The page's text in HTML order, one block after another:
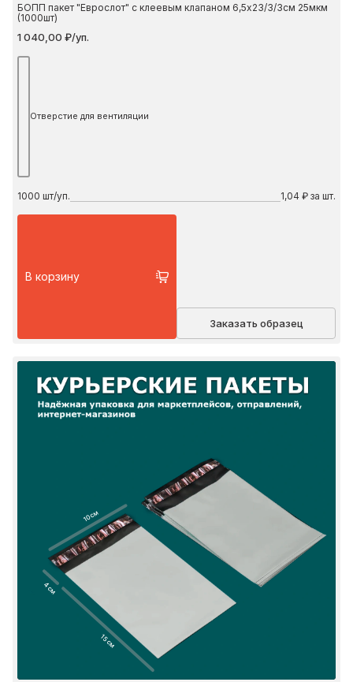
БОПП пакет "Еврослот" с клеевым клапаном 6,5х23/3/3см 25мкм
(1000шт)
1 040,00 ₽/уп.
Отверстие для вентиляции
1000 шт/уп. 1,04 ₽ за шт.
В корзину
Заказать образец
10 см
4 см
15 см